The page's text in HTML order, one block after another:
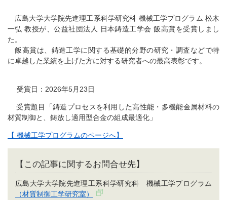
広島大学大学院先進理工系科学研究科 機械工学プログラム 松木
一弘 教授が、公益社団法人 日本鋳造工学会 飯高賞を受賞しまし
た。
飯高賞は、鋳造工学に関する基礎的分野の研究・調査などで特
に卓越した業績を上げた方に対する研究者への最高表彰です。
受賞日：2026年5月23日
受賞題目「鋳造プロセスを利用した高性能・多機能金属材料の
材質制御と、鋳放し適用型合金の組成最適化」
【 機械工学プログラムのページへ】
【この記事に関するお問合せ先】
広島大学大学院先進理工系科学研究科 機械工学プログラム
（材質制御工学研究室）